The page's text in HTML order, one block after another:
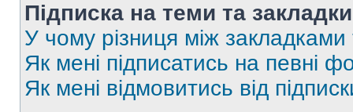
Підписка на теми та закладки
У чому різниця між закладками
Як мені підписатись на певні
Як мені відмовитись від